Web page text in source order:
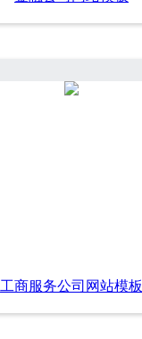
工商服务公司网站模板